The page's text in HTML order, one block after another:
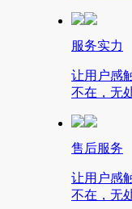
服务实力
让用户感
不在，无
售后服务
让用户感
不在，无